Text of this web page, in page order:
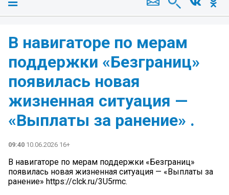
В навигаторе по мерам
поддержки «Безграниц»
появилась новая
жизненная ситуация —
«Выплаты за ранение» .
09:40 10.06.2026 16+
В навигаторе по мерам поддержки «Безграниц»
появилась новая жизненная ситуация — «Выплаты за
ранение» https://clck.ru/3U5rmc.